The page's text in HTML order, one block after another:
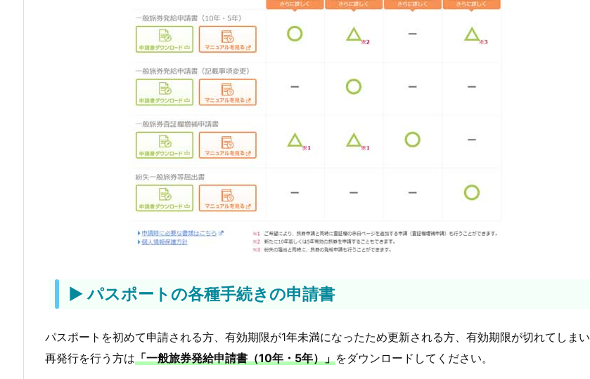
パ
ポ
ー
▶ パスポートの各種手続きの申請書
パスポートを初めて申請される方、有効期限が1年未満になったため更新される方、有効期限が切れてしまい
再発行を行う方は 「一般旅券発給申請書（10年・5年）」 をダウンロードしてください。